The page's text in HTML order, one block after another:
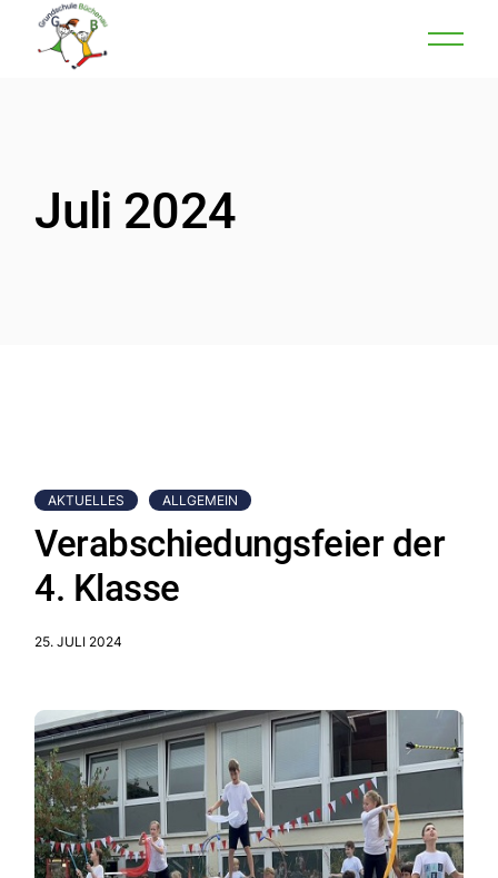
content
Juli 2024
AKTUELLES ALLGEMEIN
Verabschiedungsfeier der
4. Klasse
25. JULI 2024